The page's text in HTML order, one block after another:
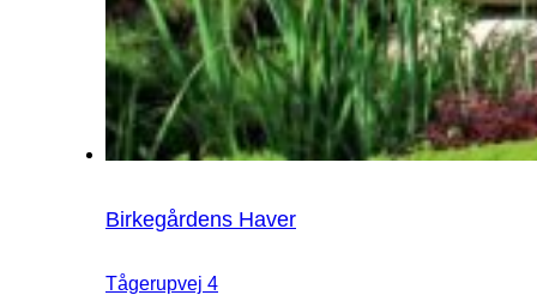
Birkegårdens Haver
Tågerupvej 4